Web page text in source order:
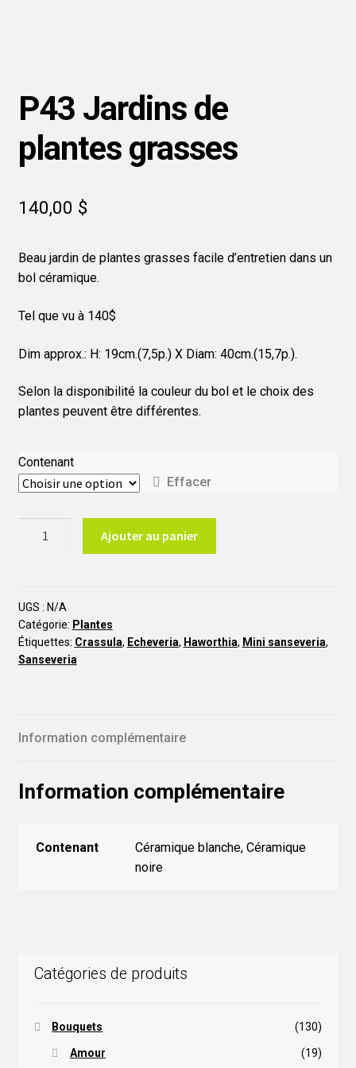
P43 Jardins de
plantes grasses
140,00 $
Beau jardin de plantes grasses facile d’entretien dans un
bol céramique.
Tel que vu à 140$
Dim approx.: H: 19cm.(7,5p.) X Diam: 40cm.(15,7p.).
Selon la disponibilité la couleur du bol et le choix des
plantes peuvent être différentes.
Contenant
Effacer
de
plantes
grasses
Ajouter au panier
UGS : N/A
Catégorie: Plantes
Étiquettes: Crassula, Echeveria, Haworthia, Mini sanseveria,
Sanseveria
Information complémentaire
Information complémentaire
Contenant
Céramique blanche, Céramique
noire
Catégories de produits
Bouquets (130)
Amour (19)